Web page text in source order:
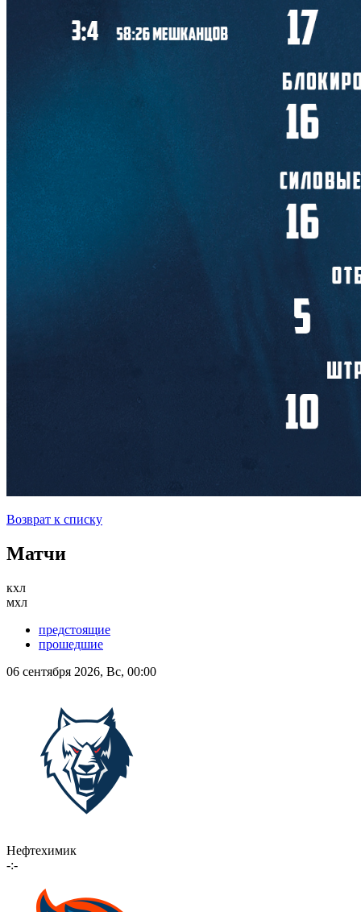
Возврат к списку
Матчи
кхл
мхл
предстоящие
прошедшие
06 сентября 2026, Вс, 00:00
Нефтехимик
-:-